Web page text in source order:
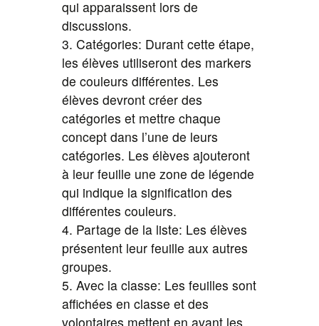
qui apparaissent lors de
discussions.
3. Catégories: Durant cette étape,
les élèves utiliseront des markers
de couleurs différentes. Les
élèves devront créer des
catégories et mettre chaque
concept dans l’une de leurs
catégories. Les élèves ajouteront
à leur feuille une zone de légende
qui indique la signification des
différentes couleurs.
4. Partage de la liste: Les élèves
présentent leur feuille aux autres
groupes.
5. Avec la classe: Les feuilles sont
affichées en classe et des
volontaires mettent en avant les